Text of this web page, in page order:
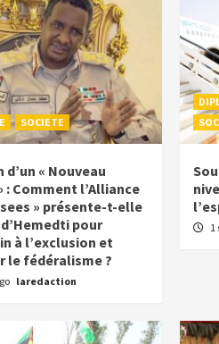
SOCIETE
d’un « Nouveau
: Comment l’Alliance
» présente-t-elle
pour
à l’exclusion et
le fédéralisme ?
laredaction
1